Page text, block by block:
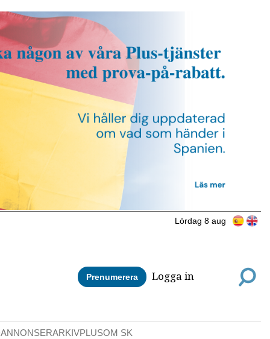
Lördag 8 aug
Prenumerera Logga in
ARKIVPLUSOM SK